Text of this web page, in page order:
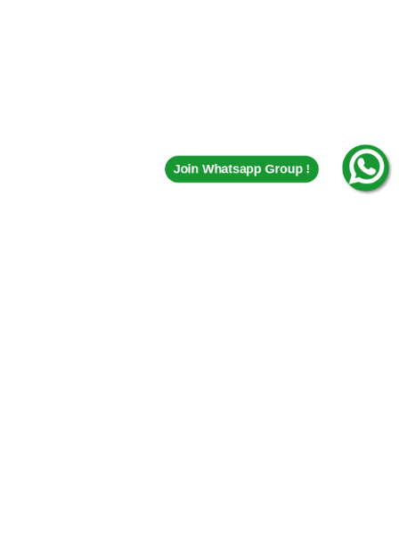
Join Whatsapp Group !